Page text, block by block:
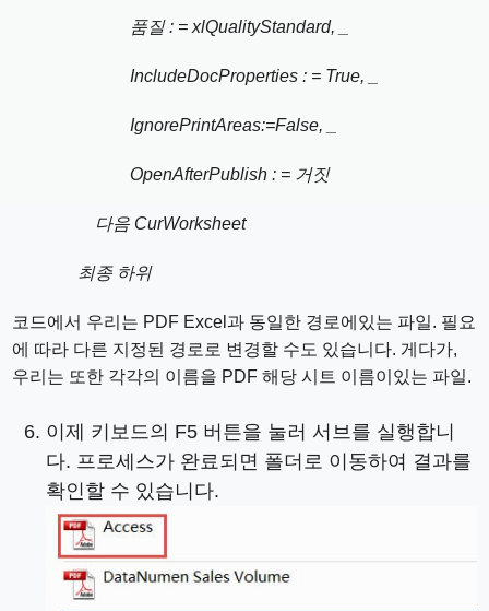
품질 : = xlQualityStandard, _
IncludeDocProperties : = True, _
IgnorePrintAreas:=False, _
OpenAfterPublish : = 거짓
다음 CurWorksheet
최종 하위
코드에서 우리는 PDF Excel과 동일한 경로에있는 파일. 필요
에 따라 다른 지정된 경로로 변경할 수도 있습니다. 게다가,
우리는 또한 각각의 이름을 PDF 해당 시트 이름이있는 파일.
이제 키보드의 F5 버튼을 눌러 서브를 실행합니
다. 프로세스가 완료되면 폴더로 이동하여 결과를
확인할 수 있습니다.